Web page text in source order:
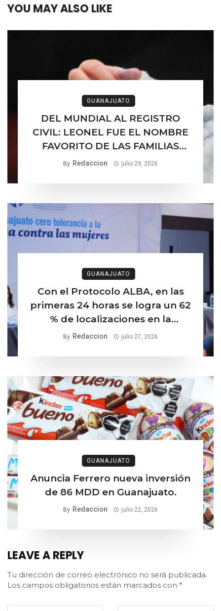
YOU MAY ALSO LIKE
GUANAJUATO
DEL MUNDIAL AL REGISTRO
CIVIL: LEONEL FUE EL NOMBRE
FAVORITO DE LAS FAMILIAS
By Redaccion julio 29, 2026
GUANAJUATO
Con el Protocolo ALBA, en las
primeras 24 horas se logra un 62
% de localizaciones en la
búsqueda de mujeres y niñas
By Redaccion julio 27, 2026
GUANAJUATO
Anuncia Ferrero nueva inversión
de 86 MDD en Guanajuato.
By Redaccion julio 22, 2026
LEAVE A REPLY
Tu dirección de correo electrónico no será publicada.
Los campos obligatorios están marcados con *